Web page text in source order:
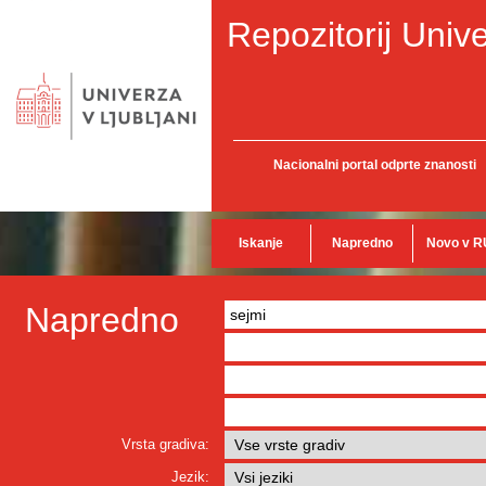
Repozitorij
Nacionalni portal odprte znanosti
Iskanje Napredno Novo v
Napredno
Vrsta gradiva:
Jezik: